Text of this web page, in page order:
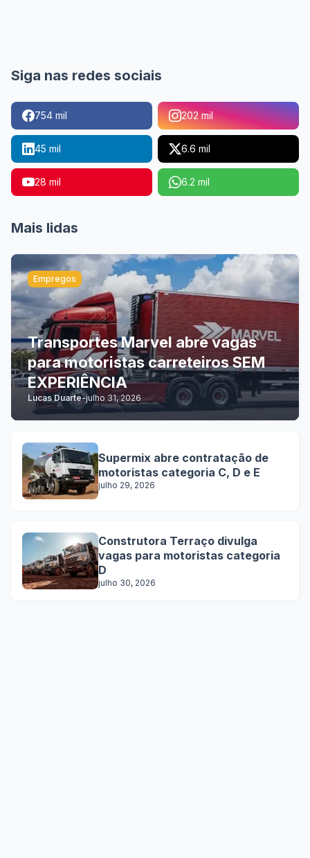
Siga nas redes sociais
754 mil 202 mil
45 mil 6.6 mil
28 mil 6.2 mil
Mais lidas
Empregos
Transportes Marvel abre vagas
para motoristas carreteiros SEM
EXPERIÊNCIA
Lucas Duarte-julho 31, 2026
Supermix abre contratação de
motoristas categoria C, D e E
julho 29, 2026
Construtora Terraço divulga
vagas para motoristas categoria
D
julho 30, 2026